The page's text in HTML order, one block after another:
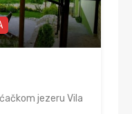
jezeru Vila